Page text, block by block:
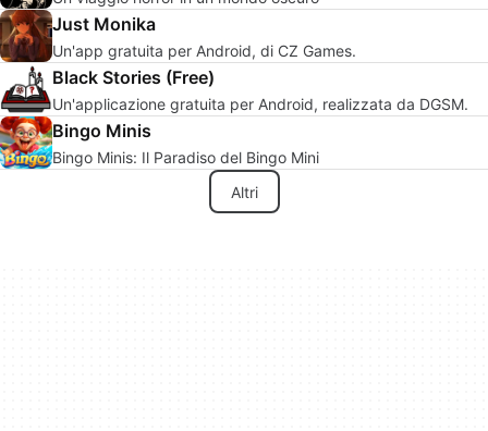
Just Monika
Un'app gratuita per Android, di CZ Games.
Black Stories (Free)
Un'applicazione gratuita per Android, realizzata da DGSM.
Bingo Minis
Bingo Minis: Il Paradiso del Bingo Mini
Altri